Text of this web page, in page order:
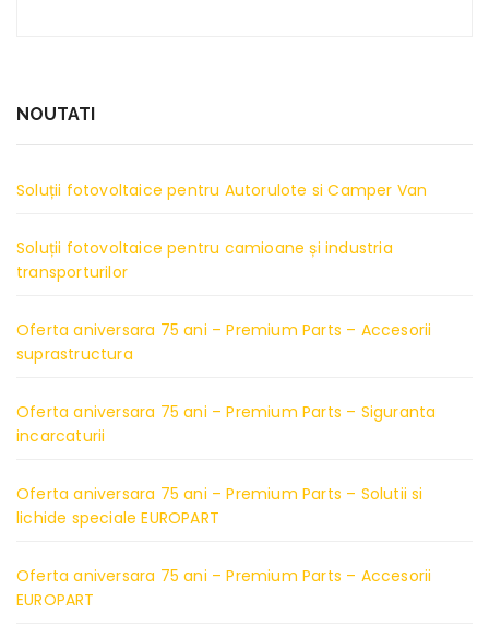
NOUTATI
Soluții fotovoltaice pentru Autorulote si Camper Van
Soluții fotovoltaice pentru camioane și industria
transporturilor
Oferta aniversara 75 ani – Premium Parts – Accesorii
suprastructura
Oferta aniversara 75 ani – Premium Parts – Siguranta
incarcaturii
Oferta aniversara 75 ani – Premium Parts – Solutii si
lichide speciale EUROPART
Oferta aniversara 75 ani – Premium Parts – Accesorii
EUROPART